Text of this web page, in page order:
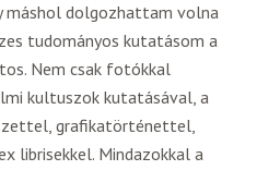
máshol dolgozhattam volna
tudományos kutatásom a
Nem csak fotókkal
kultuszok kutatásával, a
grafikatörténettel,
librisekkel. Mindazokkal a